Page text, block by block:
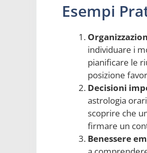
Esempi
individuare i
pianificare le
posizione
Decisioni
astrologia
scoprire che
firmare un
Benessere